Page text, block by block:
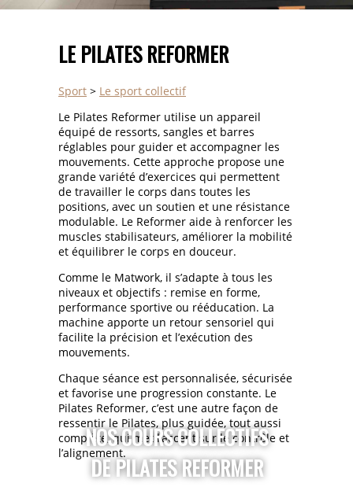
NOS COURS COLLECTIFS
DE PILATES REFORMER
LE PILATES REFORMER
Sport > Le sport collectif
Le Pilates Reformer utilise un appareil
équipé de ressorts, sangles et barres
réglables pour guider et accompagner les
mouvements. Cette approche propose une
grande variété d’exercices qui permettent
de travailler le corps dans toutes les
positions, avec un soutien et une résistance
modulable. Le Reformer aide à renforcer les
muscles stabilisateurs, améliorer la mobilité
et équilibrer le corps en douceur.
Comme le Matwork, il s’adapte à tous les
niveaux et objectifs : remise en forme,
performance sportive ou rééducation. La
machine apporte un retour sensoriel qui
facilite la précision et l’exécution des
mouvements.
Chaque séance est personnalisée, sécurisée
et favorise une progression constante. Le
Pilates Reformer, c’est une autre façon de
ressentir le Pilates, plus guidée, tout aussi
complète, qui met l’accent sur le contrôle et
l’alignement.